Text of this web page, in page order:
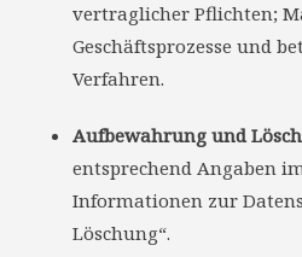
vertraglicher Pflichten;
Geschäftsprozesse und
Verfahren.
Aufbewahrung und
entsprechend Angaben
Informationen zur
Löschung“.